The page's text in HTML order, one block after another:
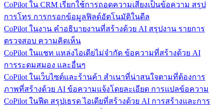
CoPilot ใน CRM เรียกใช้การถอดความเสียงเป็นข้อความ สรุป
การโทร การกรอกข้อมูลฟิลด์อัตโนมัติในดีล
CoPilot ในงาน คำอธิบายงานที่สร้างด้วย AI สรุปงาน รายการ
ตรวจสอบ ความคิดเห็น
CoPilot ในแชท แหล่งไอเดียไม่จำกัด ข้อความที่สร้างด้วย AI
การระดมสมอง และอื่นๆ
CoPilot ในเว็บไซต์และร้านค้า สำเนาที่น่าสนใจตามที่ต้องการ
ภาพที่สร้างด้วย AI ข้อความแจ้งโดยละเอียด การแปลข้อความ
CoPilot ในฟีด สรุปเธรด ไอเดียที่สร้างด้วย AI การสร้างและการ